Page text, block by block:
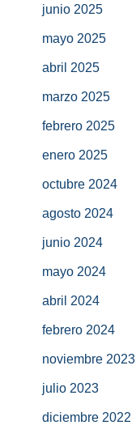
junio 2025
mayo 2025
abril 2025
marzo 2025
febrero 2025
enero 2025
octubre 2024
agosto 2024
junio 2024
mayo 2024
abril 2024
febrero 2024
noviembre 2023
julio 2023
diciembre 2022